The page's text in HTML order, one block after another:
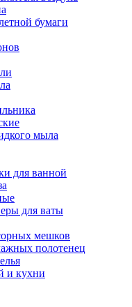
бумаги
мыла
для ванной
для ваты
мешков
полотенец
и кухни